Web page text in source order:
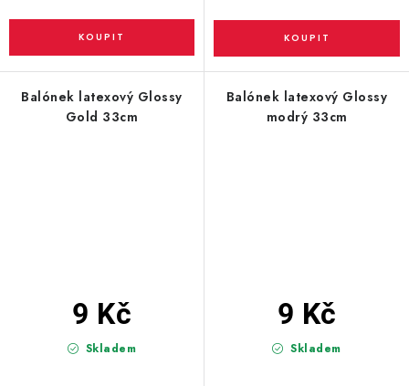
Balónek latexový Glossy
Gold 33cm
Skladem
9 Kč
Balónek latexový Glossy
modrý 33cm
Skladem
9 Kč